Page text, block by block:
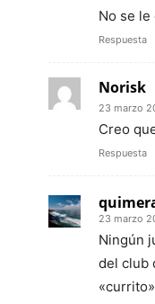
No se
Respuesta
Norisk
23 marzo
Creo
Respuesta
23 marzo
Ningún
del club